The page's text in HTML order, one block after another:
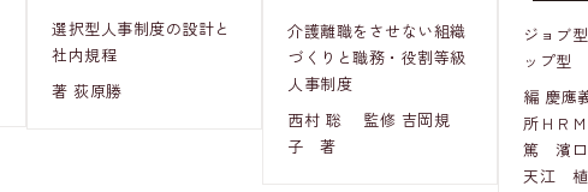
選択型人事制度の設計と
社内規程
著 荻原勝
介護離職をさせない組織
づくりと職務・役割等級
人事制度
西村 聡 監修 吉岡規
子 著
ジョブ
ップ型
編 慶應
所ＨＲ
篤 濱
天江